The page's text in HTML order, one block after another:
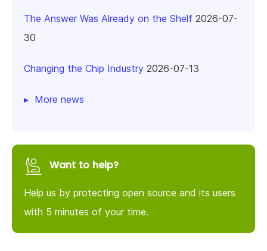
The Answer Was Already on the Shelf 2026-07-
30
Changing the Chip Industry 2026-07-13
More news
Want to help?
Help us by protecting open source and its users
with 5 minutes of your time.